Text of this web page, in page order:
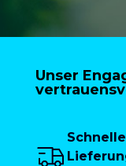
Unser
Schnelle